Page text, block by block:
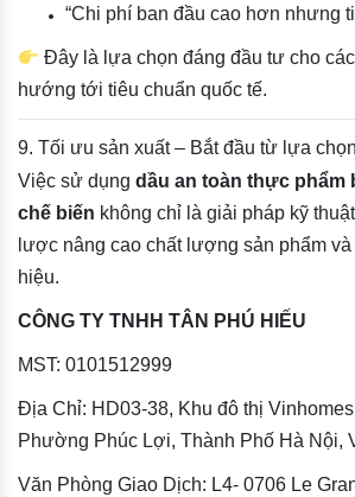
“Chi phí ban đầu cao hơn nhưng
Đây là lựa chọn đáng đầu tư cho
hướng tới tiêu chuẩn quốc tế.
9. Tối ưu sản xuất – Bắt đầu từ lựa
Việc sử dụng dầu an toàn thực phẩm
chế biến không chỉ là giải pháp kỹ
lược nâng cao chất lượng sản phẩm
hiệu.
CÔNG TY TNHH TÂN PHÚ HIẾU
MST: 0101512999
Địa Chỉ: HD03-38, Khu đô thị
Phường Phúc Lợi, Thành Phố Hà Nội,
Văn Phòng Giao Dịch: L4- 0706 Le